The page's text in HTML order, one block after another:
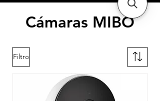
Cámaras MIBO
Filtro